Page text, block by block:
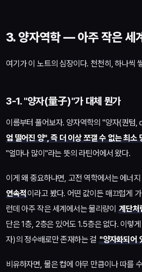
3. 양자역학 — 아주 작은 세
여기가 이 노트의 심장이다. 천천히, 하나씩
3-1. "양자(量子)"가 대체 뭔가
이름부터 풀어보자. 양자역학의 "양자(퀀
엄 떨어진 양", 즉 더 이상 쪼갤 수 없는 최소
"얼마나 많이"라는 뜻의 라틴어에서 왔다.
이게 왜 중요하냐면, 고전 역학에서는 에너
연속적이라고 봤다. 어떤 값이든 매끄럽게
런데 아주 작은 세계에서는 물리량이계단처
단은 1층, 2층은 있어도 1.5층은 없다. 이렇
자)의 정수배로만 존재하는 걸 "양자화되어
비유하자면, 물은 컵에 아무 만큼이나 따를